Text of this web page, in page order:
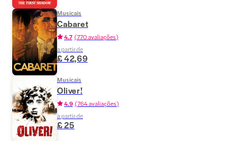
Musicais
Cabaret
4.7 (770 avaliações)
a partir de
£ 42,69
Musicais
Oliver!
4.9 (764 avaliações)
a partir de
£ 25